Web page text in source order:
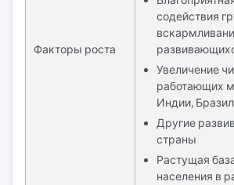
Факторы роста
содействия
Увеличение
работающих
Индии,
Другие
страны
Растущая
населения в